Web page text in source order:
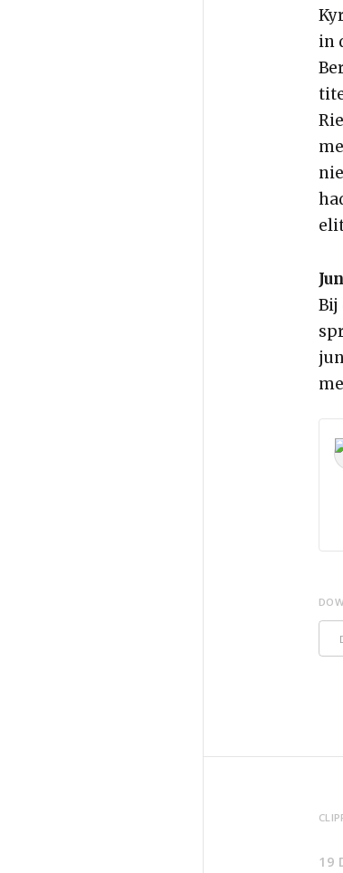
in
Bij
19